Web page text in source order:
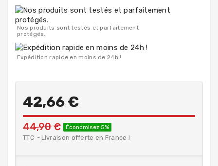
Nos produits sont testés et parfaitement
protégés.
Expédition rapide en moins de 24h !
42,66 €
44,90 € Économisez 5%
TTC Livraison offerte en France !